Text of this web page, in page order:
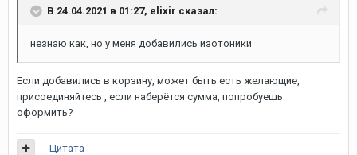
В 24.04.2021 в 01:27, elixir сказал:
незнаю как, но у меня добавились изотоники
Если добавились в корзину, может быть есть желающие,
присоединяйтесь , если наберётся сумма, попробуешь
оформить?
Цитата